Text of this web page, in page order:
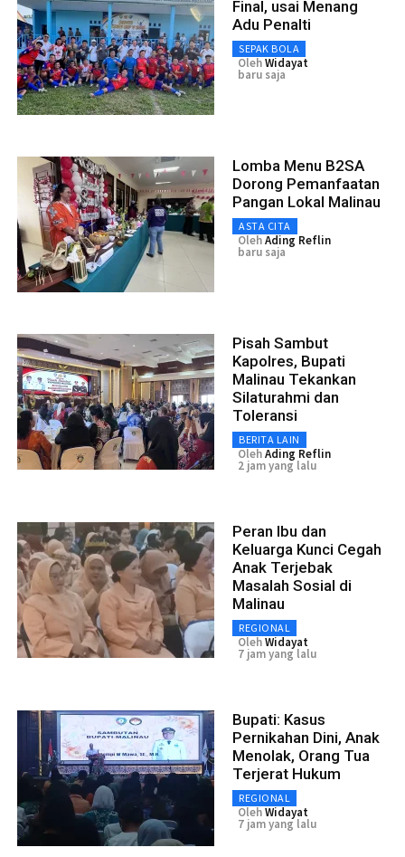
Final, usai Menang
Adu Penalti
SEPAK BOLA
OlehWidayat
baru saja
Lomba Menu B2SA
Dorong Pemanfaatan
Pangan Lokal Malinau
ASTA CITA
OlehAding Reflin
baru saja
Pisah Sambut
Kapolres, Bupati
Malinau Tekankan
Silaturahmi dan
Toleransi
BERITA LAIN
OlehAding Reflin
2 jam yang lalu
Peran Ibu dan
Keluarga Kunci Cegah
Anak Terjebak
Masalah Sosial di
Malinau
REGIONAL
OlehWidayat
7 jam yang lalu
Bupati: Kasus
Pernikahan Dini, Anak
Menolak, Orang Tua
Terjerat Hukum
REGIONAL
OlehWidayat
7 jam yang lalu